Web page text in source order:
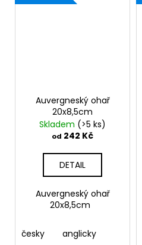
Auvergneský ohař
20x8,5cm
Skladem (>5 ks)
od 242 Kč
DETAIL
Auvergneský ohař
20x8,5cm
česky anglicky